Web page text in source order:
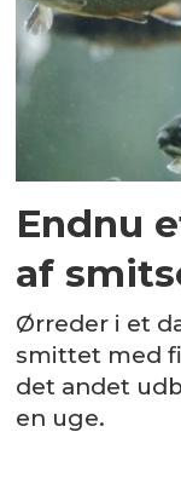
Endnu
af
Ørreder i et
smittet med
det andet
en uge.